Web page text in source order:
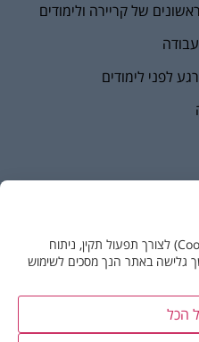
של קריירה ולימודים
לפני לימודים
מקצוע ומטפלים
האתר עושה שימוש בעוגיות (Cookies) לצורך תפעול תקין, ניתוח
גלישה באתר הנך מסכים לשימוש
הכל